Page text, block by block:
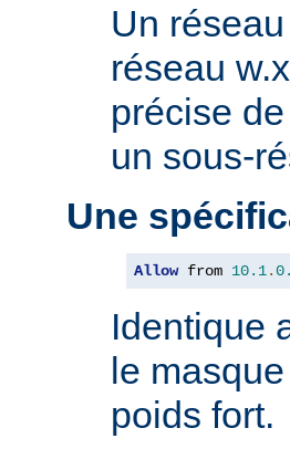
Un
réseau
précise
un sous-
Une
Allow from 10.1.
Identique
le
poids fort.